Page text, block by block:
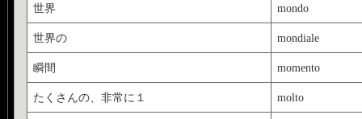
世界 mondo
世界の mondiale
瞬間 momento
たくさんの、非常に１ molto